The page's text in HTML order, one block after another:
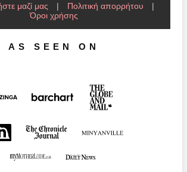
μαζί μας | Πολιτική απορρήτου
|
Όροι χρήσης
AS SEEN ON